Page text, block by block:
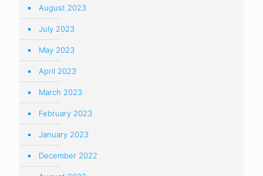
August 2023
July 2023
May 2023
April 2023
March 2023
February 2023
January 2023
December 2022